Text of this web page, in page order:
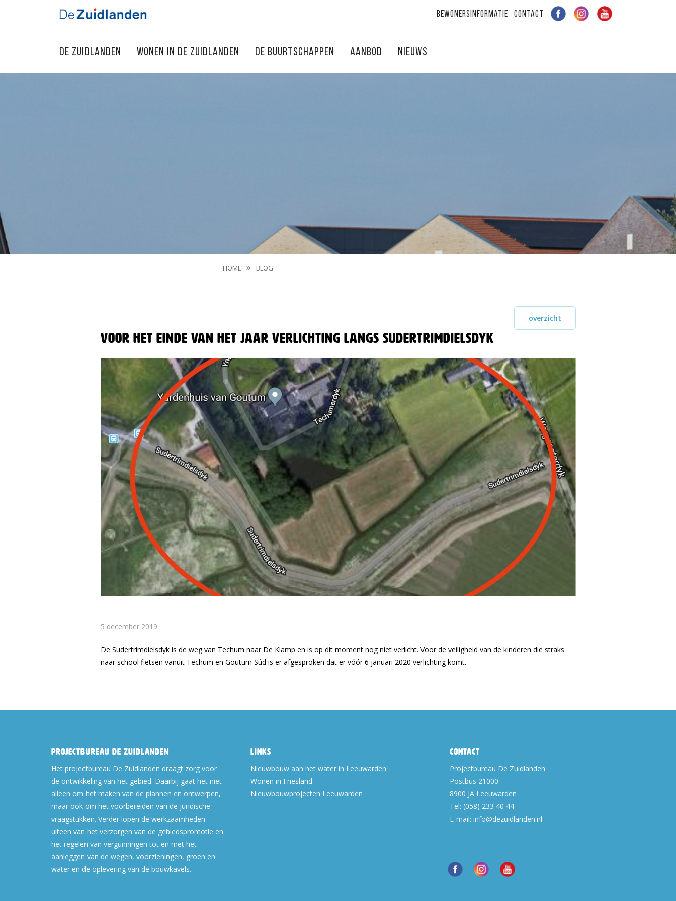
Bewonersinformatie Contact
DE ZUIDLANDEN WONEN IN DE ZUIDLANDEN DE BUURTSCHAPPEN AANBOD NIEUWS
HOME BLOG
overzicht
Voor het einde van het jaar verlichting langs Sudertrimdielsdyk
5 december 2019
De Sudertrimdielsdyk is de weg van Techum naar De Klamp en is op dit moment nog niet verlicht. Voor de veiligheid van de kinderen die straks
naar school fietsen vanuit Techum en Goutum Súd is er afgesproken dat er vóór 6 januari 2020 verlichting komt.
Projectbureau De Zuidlanden
Het projectbureau De Zuidlanden draagt zorg voor
de ontwikkeling van het gebied. Daarbij gaat het niet
alleen om het maken van de plannen en ontwerpen,
maar ook om het voorbereiden van de juridische
vraagstukken. Verder lopen de werkzaamheden
uiteen van het verzorgen van de gebiedspromotie en
het regelen van vergunningen tot en met het
aanleggen van de wegen, voorzieningen, groen en
water en de oplevering van de bouwkavels.
Links
Nieuwbouw aan het water in Leeuwarden
Wonen in Friesland
Nieuwbouwprojecten Leeuwarden
Contact
Projectbureau De Zuidlanden
Postbus 21000
8900 JA Leeuwarden
Tel: (058) 233 40 44
E-mail: info@dezuidlanden.nl